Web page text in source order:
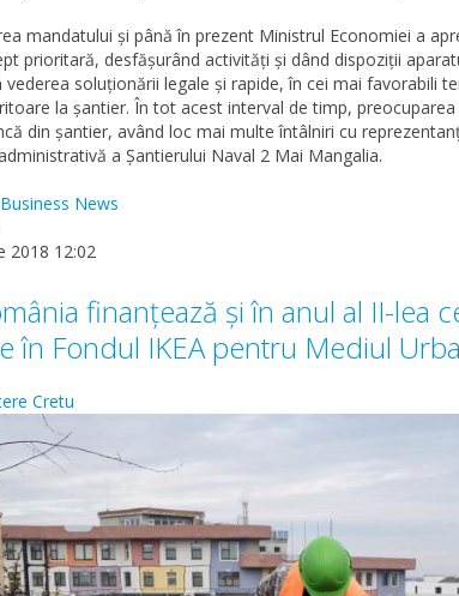
mandatului și până în prezent Ministrul Economiei a
prioritară, desfășurând activități și dând dispoziții
vederea soluționării legale și rapide, în cei mai favorabili
la șantier. În tot acest interval de timp,
din șantier, având loc mai multe întâlniri cu
a Șantierului Naval 2 Mai Mangalia.
Business News
2018 12:02
finanțează și în anul al II-lea
în Fondul IKEA pentru Mediul
Cretu